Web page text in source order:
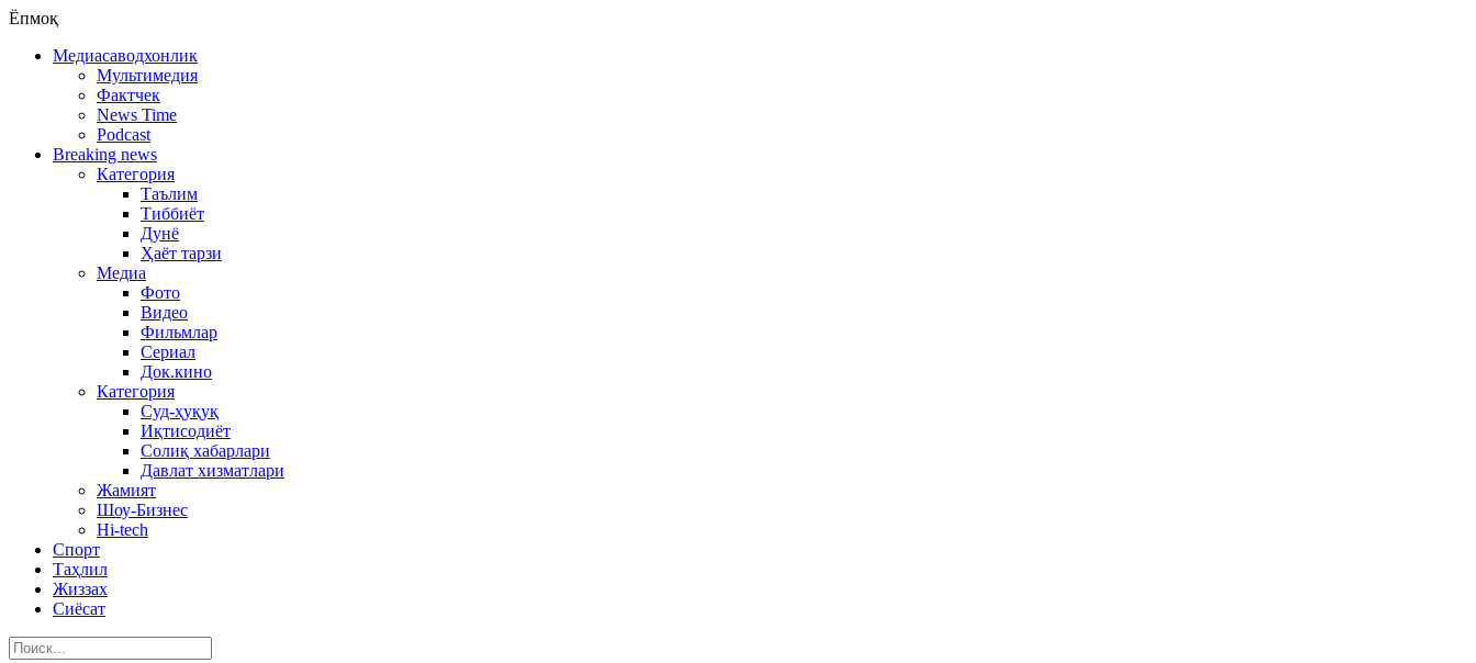
Ёпмоқ
Медиасаводхонлик
Мультимедия
Фактчек
News Time
Podcast
Breaking news
Категория
Таълим
Тиббиёт
Дунё
Ҳаёт тарзи
Медиа
Фото
Видео
Фильмлар
Сериал
Док.кино
Категория
Суд-ҳуқуқ
Иқтисодиёт
Солиқ хабарлари
Давлат хизматлари
Жамият
Шоу-Бизнес
Hi-tech
Спорт
Таҳлил
Жиззах
Сиёсат